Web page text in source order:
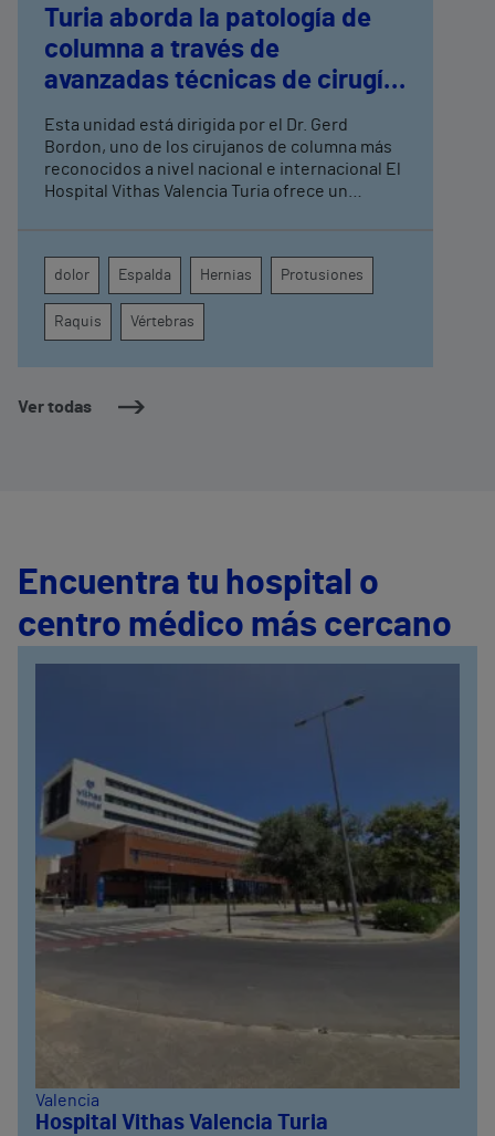
Ver todas
Turia aborda la patología de
columna a través de
avanzadas técnicas de cirugía
mínimamente invasiva
Esta unidad está dirigida por el Dr. Gerd
Bordon, uno de los cirujanos de columna más
reconocidos a nivel nacional e internacional El
Hospital Vithas Valencia Turia ofrece un
Entre las patologías más frecuentes se
encuentran las hernias y protusiones, así como
estenosis del canal lumbar, espondilolistesis y
otras deformidades vertebrales
degenerativas, traumáticas o tumorales
dolor Espalda Hernias Protusiones
Raquis Vértebras
Encuentra tu hospital o
centro médico más cercano
Valencia
Hospital Vithas Valencia Turia